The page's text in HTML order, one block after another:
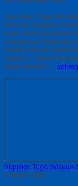
Jual Baju Toga
Wisuda Sanggau
toga. terima pesanan
mempunyai beberapa
sekian banyak bahan/
satunya : bahan
Saat sebelum…
Supplier Toga Wisuda
9 Maret 2026